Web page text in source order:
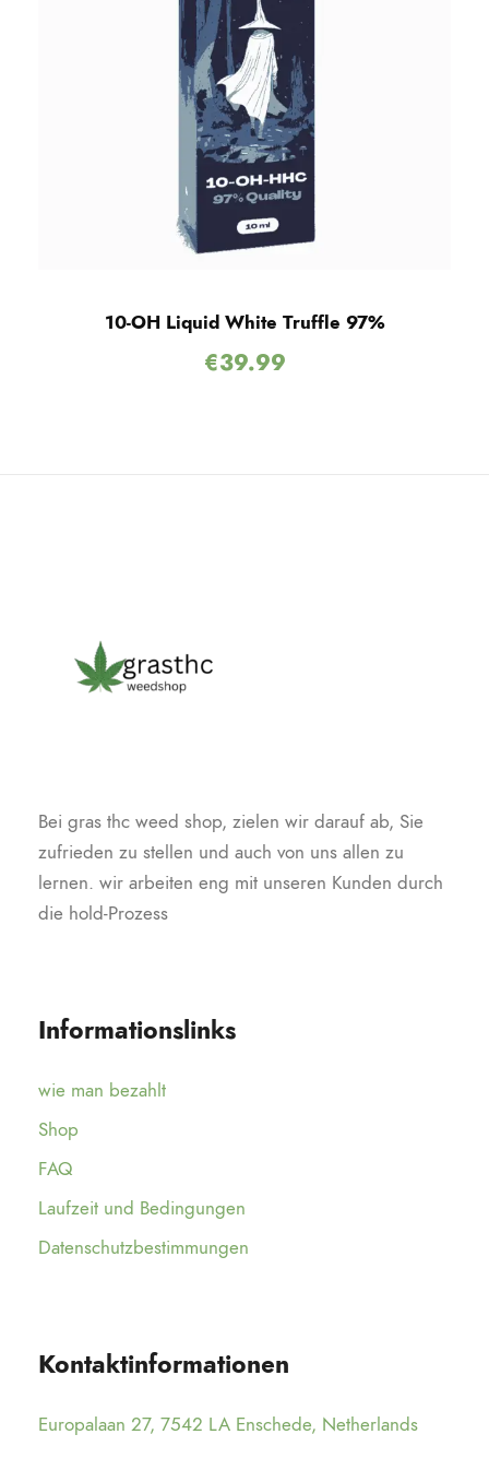
10-OH Liquid White Truffle 97%
€39.99
Bei gras thc weed shop, zielen wir darauf ab, Sie
zufrieden zu stellen und auch von uns allen zu
lernen. wir arbeiten eng mit unseren Kunden durch
die hold-Prozess
Informationslinks
wie man bezahlt
Shop
FAQ
Laufzeit und Bedingungen
Datenschutzbestimmungen
Kontaktinformationen
Europalaan 27, 7542 LA Enschede, Netherlands